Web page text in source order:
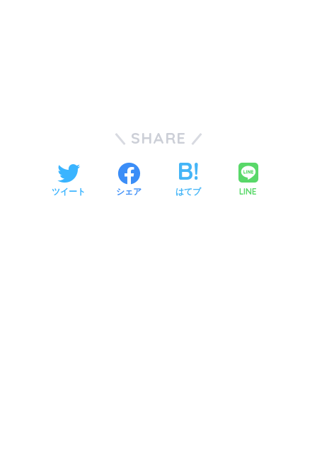
SHARE
ツイート シェア はてブ LINE